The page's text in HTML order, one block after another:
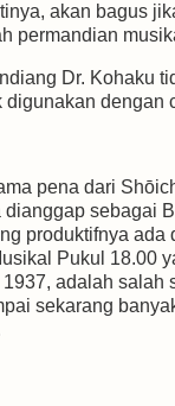
akan bagus
permandian
Dr. Kohaku
dengan
pena dari
sebagai
produktifnya ada
Pukul 18.00
adalah salah
sekarang